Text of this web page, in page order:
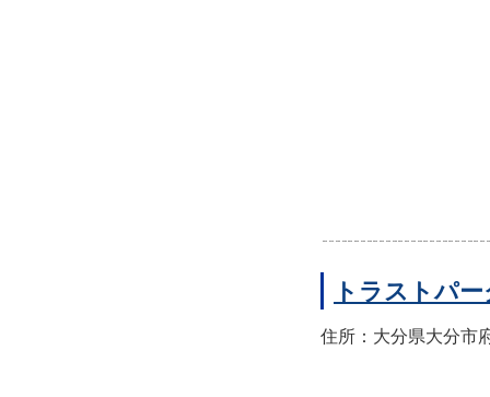
トラストパ
住所：大分県大分市